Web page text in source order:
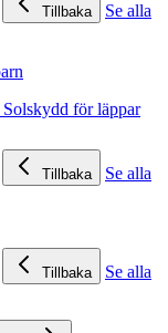
Tillbaka
Se alla
Solskydd för läppar
Tillbaka
Se alla
Tillbaka
Se alla